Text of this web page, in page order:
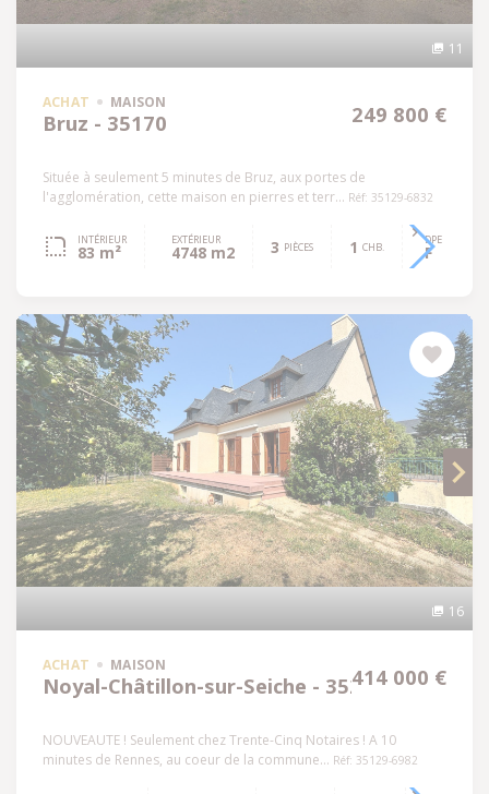
11
ACHAT MAISON
Bruz - 35170 249 800 €
Située à seulement 5 minutes de Bruz, aux portes de
l'agglomération, cette maison en pierres et terr... Réf: 35129-6832
INTÉRIEUR
83 m²
EXTÉRIEUR
4748 m2 3 PIÈCES 1 CHB. DPE
F
16
ACHAT MAISON
Noyal-Châtillon-sur-Seiche - 35230414 000 €
NOUVEAUTE ! Seulement chez Trente-Cinq Notaires ! A 10
minutes de Rennes, au coeur de la commune... Réf: 35129-6982